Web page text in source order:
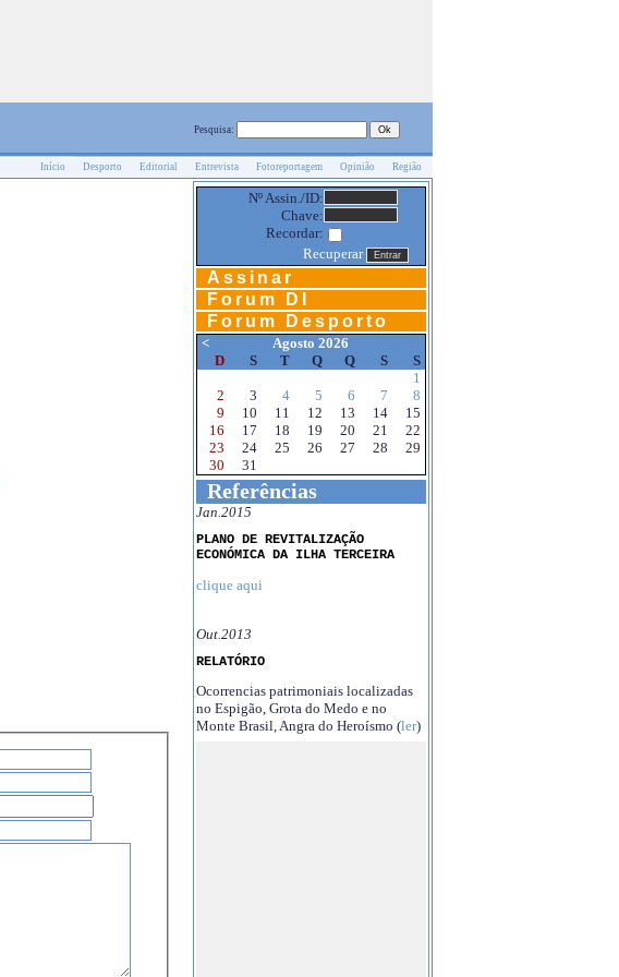
Pesquisa:
Início Desporto Editorial Entrevista Fotoreportagem Opinião Região
Nº Assin./ID:
Chave:
Recordar:
Recuperar
Assinar
Forum DI
Forum Desporto
<
Agosto 2026
D
S T Q Q S
S
1
2
3 4 5 6 7
8
9
10 11 12 13 14
15
16
17 18 19 20 21
22
23
24 25 26 27 28
29
30
31
Referências
Jan.2015
PLANO DE REVITALIZAÇÃO
ECONÓMICA DA ILHA TERCEIRA
clique aqui
Out.2013
RELATÓRIO
Ocorrencias patrimoniais localizadas
no Espigão, Grota do Medo e no
Monte Brasil, Angra do Heroísmo (ler)